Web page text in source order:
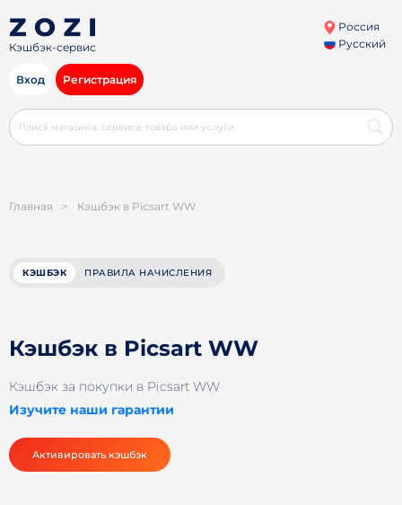
Кэшбэк-сервис
Россия
Русский
Вход Регистрация
Главная > Кэшбэк в Picsart WW
КЭШБЭК ПРАВИЛА НАЧИСЛЕНИЯ
Кэшбэк в Picsart WW
Кэшбэк за покупки в Picsart WW
Изучите наши гарантии
Активировать кэшбэк